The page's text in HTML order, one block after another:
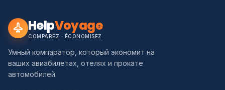
HelpVoyage
COMPAREZ · ÉCONOMISEZ
Умный компаратор, который экономит на
ваших авиабилетах, отелях и прокате
автомобилей.